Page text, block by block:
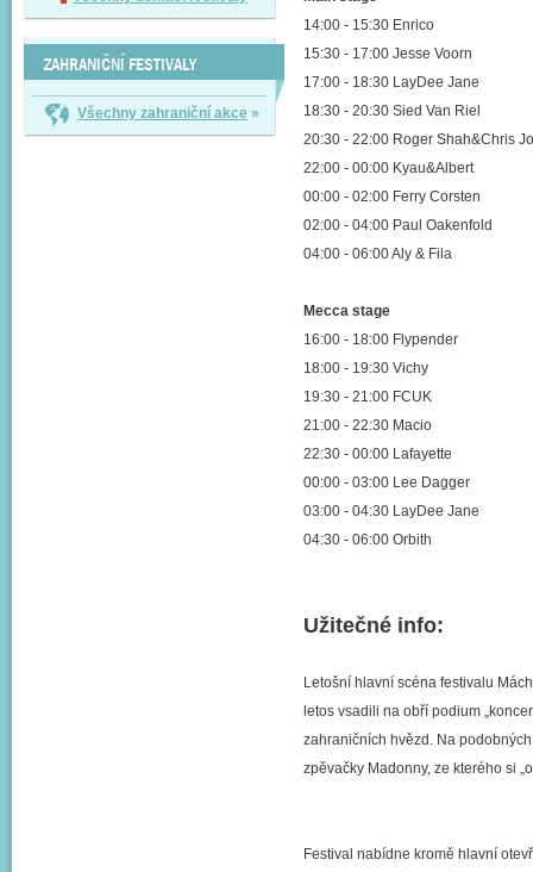
ZAHRANIČNÍ FESTIVALY
Všechny zahraniční akce »
14:00 - 15:30 Enrico
15:30 - 17:00 Jesse Voorn
17:00 - 18:30 LayDee Jane
18:30 - 20:30 Sied Van Riel
20:30 - 22:00 Roger Shah&Chris
22:00 - 00:00 Kyau&Albert
00:00 - 02:00 Ferry Corsten
02:00 - 04:00 Paul Oakenfold
04:00 - 06:00 Aly & Fila
Mecca stage
16:00 - 18:00 Flypender
18:00 - 19:30 Vichy
19:30 - 21:00 FCUK
21:00 - 22:30 Macio
22:30 - 00:00 Lafayette
00:00 - 03:00 Lee Dagger
03:00 - 04:30 LayDee Jane
04:30 - 06:00 Orbith
Užitečné info:
Letošní hlavní scéna festivalu
letos vsadili na obří podium
zahraničních hvězd. Na
zpěvačky Madonny, ze kterého si
Festival nabídne kromě hlavní